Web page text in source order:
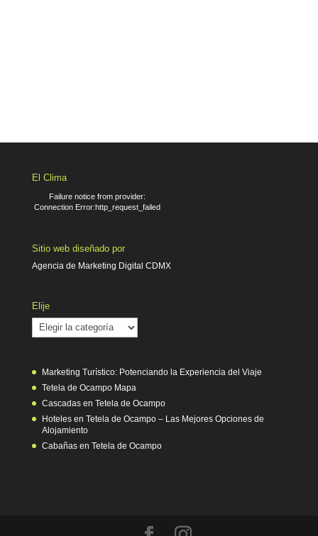
El Clima
Failure notice from provider:
Connection Error:http_request_failed
Sitio web diseñado por
Agencia de Marketing Digital CDMX
Elije
Elije
Marketing Turístico: Potenciando la Experiencia del Viaje
Tetela de Ocampo Mapa
Cascadas en Tetela de Ocampo
Hoteles en Tetela de Ocampo – Las Mejores Opciones de
Alojamiento
Cabañas en Tetela de Ocampo